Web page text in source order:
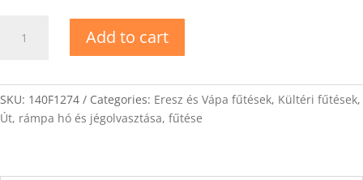
quantity
Add to cart
SKU: 140F1274 Categories: Eresz és Vápa fűtések, Kültéri fűtések,
Út, rámpa hó és jégolvasztása, fűtése